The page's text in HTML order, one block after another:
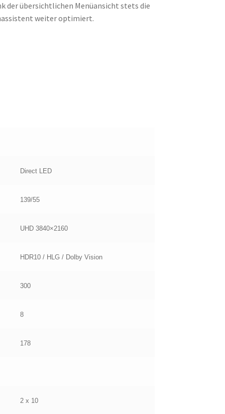
der übersichtlichen Menüansicht stets die
weiter optimiert.
Direct LED
139/55
UHD 3840×2160
HDR10 / HLG / Dolby Vision
300
8
178
2 x 10